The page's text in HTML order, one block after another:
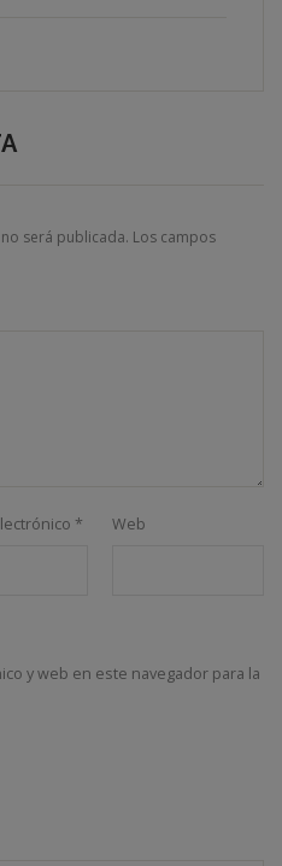
será publicada. Los campos
* Web
y web en este navegador para la